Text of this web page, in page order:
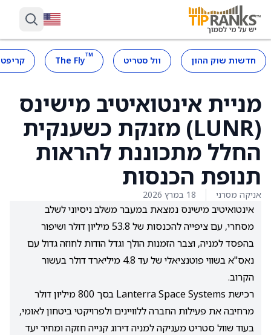
חדשות שוק ההון וול סטריט ™
The Fly
מניית אינטואיטיב מישינס
(LUNR) מזנקת כשענקית
החלל מתכוננת להראות
תנופת הכנסות
אניקה מסרני 18 במרץ 2026
אינטואיטיב מישינס נמצאת במעבר משלב ניסיוני לשלב
מסחרי, עם ציפייה להכנסות של 53.8 מיליון דולר ושיפור
בהפסד למניה, וצבר הזמנות הולך וגדל הודות לחוזה גדול עם
נאס"א בשווי פוטנציאלי של עד 4.8 מיליארד דולר בעשור
הקרוב.
רכישת Lanterra Space Systems בסך 800 מיליון דולר
מרחיבה את פעילות החברה ללוויינים ולפרויקטי ביטחון לאומי,
בעוד שוול סטריט מעניקה למניה דירוג קנייה חזקה ומחיר יעד